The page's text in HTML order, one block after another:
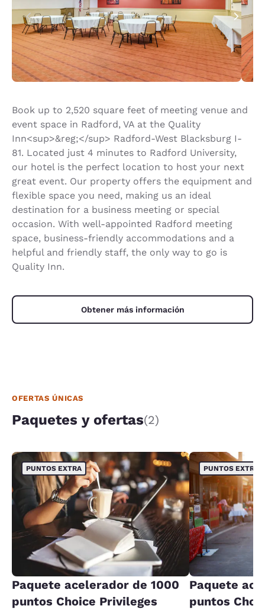
Book up to 2,520 square feet of meeting venue and
event space in Radford, VA at the Quality
Inn<sup>&reg;</sup> Radford-West Blacksburg I-
81. Located just 4 minutes to Radford University,
our hotel is the perfect location to host your next
great event. Our property offers the equipment and
flexible space you need, making us an ideal
destination for a business meeting or special
occasion. With well-appointed Radford meeting
space, business-friendly accommodations and a
helpful and friendly staff, the only way to go is
Quality Inn.
Obtener más información
OFERTAS ÚNICAS
Paquetes y ofertas(2)
PUNTOS EXTRA
Paquete acelerador de 1000
puntos Choice Privileges
PUNTOS EXTRA
Paquete
puntos